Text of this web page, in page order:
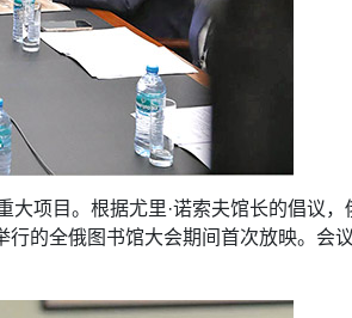
项目。根据尤里·诺索夫馆长的倡议，
的全俄图书馆大会期间首次放映。会